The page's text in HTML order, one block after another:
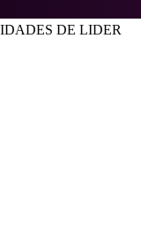
DE LIDER